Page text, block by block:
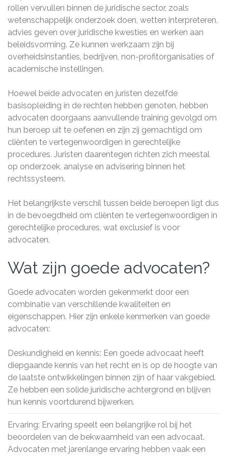
rollen vervullen binnen de juridische sector, zoals
wetenschappelijk onderzoek doen, wetten interpreteren,
advies geven over juridische kwesties en werken aan
beleidsvorming. Ze kunnen werkzaam zijn bij
overheidsinstanties, bedrijven, non-profitorganisaties of
academische instellingen.
Hoewel beide advocaten en juristen dezelfde
basisopleiding in de rechten hebben genoten, hebben
advocaten doorgaans aanvullende training gevolgd om
hun beroep uit te oefenen en zijn zij gemachtigd om
cliënten te vertegenwoordigen in gerechtelijke
procedures. Juristen daarentegen richten zich meestal
op onderzoek, analyse en advisering binnen het
rechtssysteem.
Het belangrijkste verschil tussen beide beroepen ligt dus
in de bevoegdheid om cliënten te vertegenwoordigen in
gerechtelijke procedures, wat exclusief is voor
advocaten.
Wat zijn goede advocaten?
Goede advocaten worden gekenmerkt door een
combinatie van verschillende kwaliteiten en
eigenschappen. Hier zijn enkele kenmerken van goede
advocaten:
Deskundigheid en kennis: Een goede advocaat heeft
diepgaande kennis van het recht en is op de hoogte van
de laatste ontwikkelingen binnen zijn of haar vakgebied.
Ze hebben een solide juridische achtergrond en blijven
hun kennis voortdurend bijwerken.
Ervaring: Ervaring speelt een belangrijke rol bij het
beoordelen van de bekwaamheid van een advocaat.
Advocaten met jarenlange ervaring hebben vaak een